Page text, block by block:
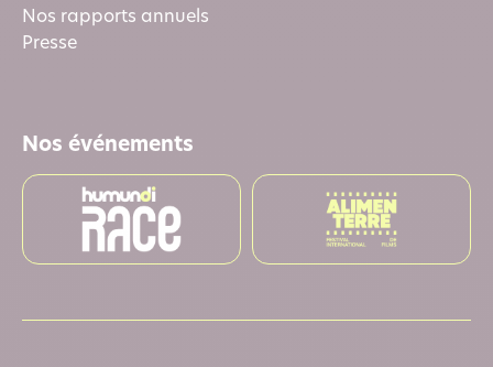
Nos rapports annuels
Presse
Nos événements